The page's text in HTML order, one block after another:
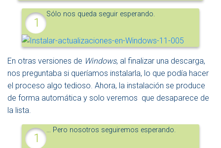
Sólo nos queda seguir esperando.
En otras versiones de Windows, al finalizar una descarga,
nos preguntaba si queríamos instalarla, lo que podía hacer
el proceso algo tedioso. Ahora, la instalación se produce
de forma automática y solo veremos que desaparece de
la lista.
… Pero nosotros seguiremos esperando.